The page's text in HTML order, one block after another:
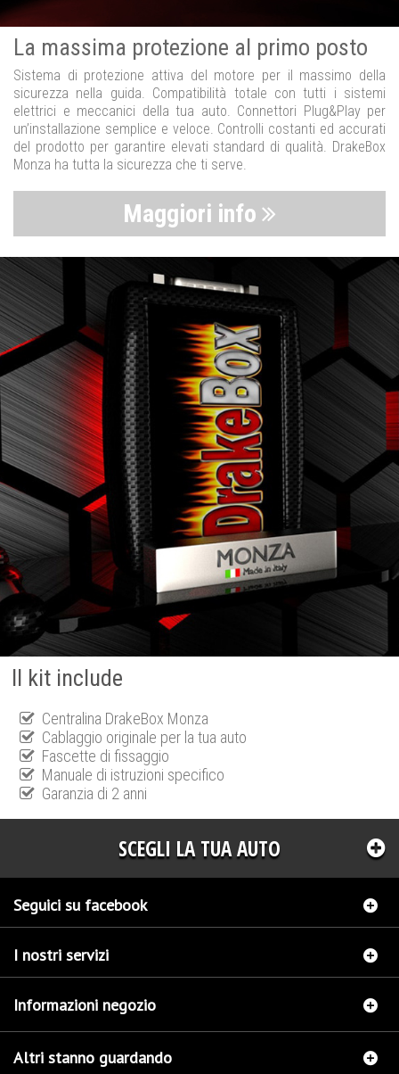
La massima protezione al primo posto
Sistema di protezione attiva del motore per il massimo della
sicurezza nella guida. Compatibilità totale con tutti i sistemi
elettrici e meccanici della tua auto. Connettori Plug&Play per
un’installazione semplice e veloce. Controlli costanti ed accurati
del prodotto per garantire elevati standard di qualità. DrakeBox
Monza ha tutta la sicurezza che ti serve.
Maggiori info
Il kit include
Centralina DrakeBox Monza
Cablaggio originale per la tua auto
Fascette di fissaggio
Manuale di istruzioni specifico
Garanzia di 2 anni
SCEGLI LA TUA AUTO
Seguici su facebook
I nostri servizi
Informazioni negozio
Altri stanno guardando